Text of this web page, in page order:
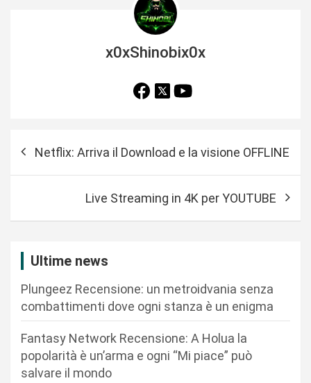
x0xShinobix0x
Netflix: Arriva il Download e la visione OFFLINE
Live Streaming in 4K per YOUTUBE
Ultime news
Plungeez Recensione: un metroidvania senza
combattimenti dove ogni stanza è un enigma
Fantasy Network Recensione: A Holua la
popolarità è un’arma e ogni “Mi piace” può
salvare il mondo